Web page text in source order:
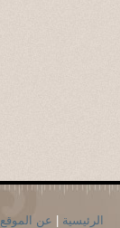
الرئيسية عن الموقع